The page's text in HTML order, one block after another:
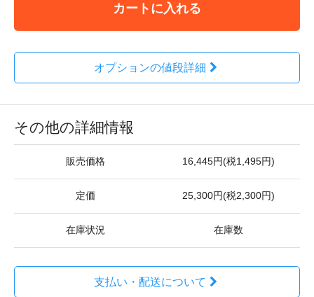
カートに入れる
オプションの値段詳細
その他の詳細情報
販売価格 16,445円(税1,495円)
定価 25,300円(税2,300円)
在庫状況 在庫数
支払い・配送について